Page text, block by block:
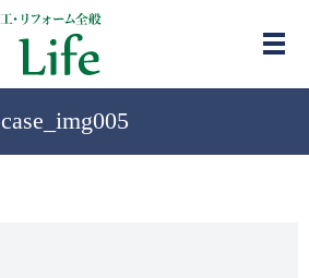
メ
case_img005